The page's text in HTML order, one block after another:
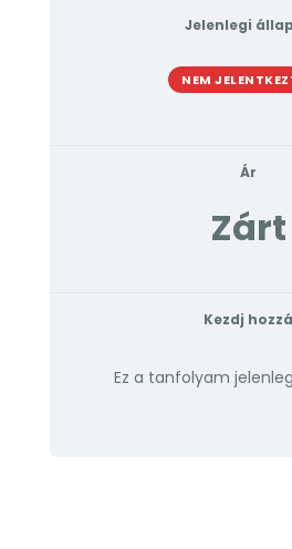
Jelenlegi
NEM
Ár
Zárt
Kezdj hozzá
Ez a tanfolyam